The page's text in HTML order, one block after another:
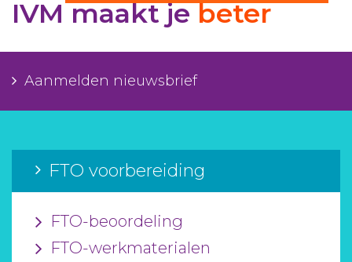
Aanmelden nieuwsbrief
IVM maakt jebeter
Aanmelden nieuwsbrief
FTO voorbereiding
FTO-beoordeling
FTO-werkmaterialen